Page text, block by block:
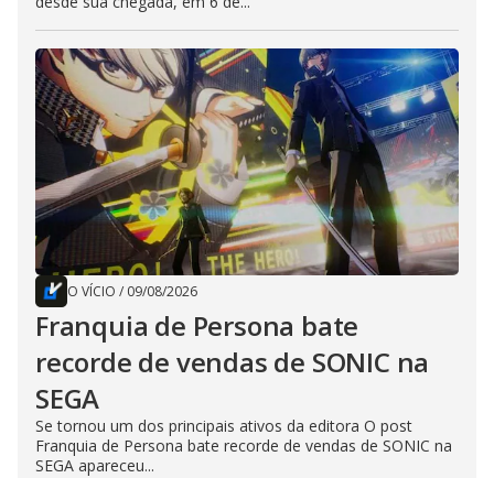
O VÍCIO / 09/08/2026
Franquia de Persona bate
recorde de vendas de SONIC na
SEGA
Se tornou um dos principais ativos da editora O post
Franquia de Persona bate recorde de vendas de SONIC na
SEGA apareceu...